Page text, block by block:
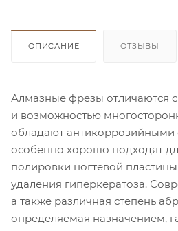
ОПИСАНИЕ ОТЗЫВЫ
Алмазные фрезы отличаются
и возможностью
обладают антикоррозийными
особенно хорошо подходят
полировки ногтевой
удаления гиперкератоза.
а также различная степень
определяемая назначением,